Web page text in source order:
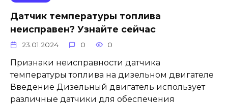
Датчик температуры топлива
неисправен? Узнайте сейчас
23.01.2024 0 0
Признаки неисправности датчика
температуры топлива на дизельном двигателе
Введение Дизельный двигатель использует
различные датчики для обеспечения